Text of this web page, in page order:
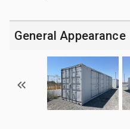
General Appearance